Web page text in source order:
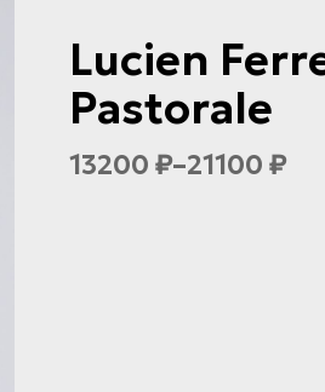
Lucien
Pastorale
13200 ₽–21100 ₽